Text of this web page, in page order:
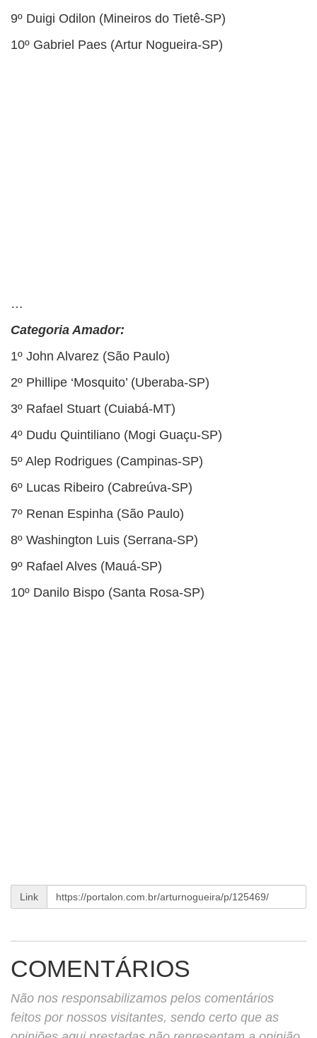
9º Duigi Odilon (Mineiros do Tietê-SP)
10º Gabriel Paes (Artur Nogueira-SP)
…
Categoria Amador:
1º John Alvarez (São Paulo)
2º Phillipe ‘Mosquito’ (Uberaba-SP)
3º Rafael Stuart (Cuiabá-MT)
4º Dudu Quintiliano (Mogi Guaçu-SP)
5º Alep Rodrigues (Campinas-SP)
6º Lucas Ribeiro (Cabreúva-SP)
7º Renan Espinha (São Paulo)
8º Washington Luis (Serrana-SP)
9º Rafael Alves (Mauá-SP)
10º Danilo Bispo (Santa Rosa-SP)
Link
COMENTÁRIOS
Não nos responsabilizamos pelos comentários
feitos por nossos visitantes, sendo certo que as